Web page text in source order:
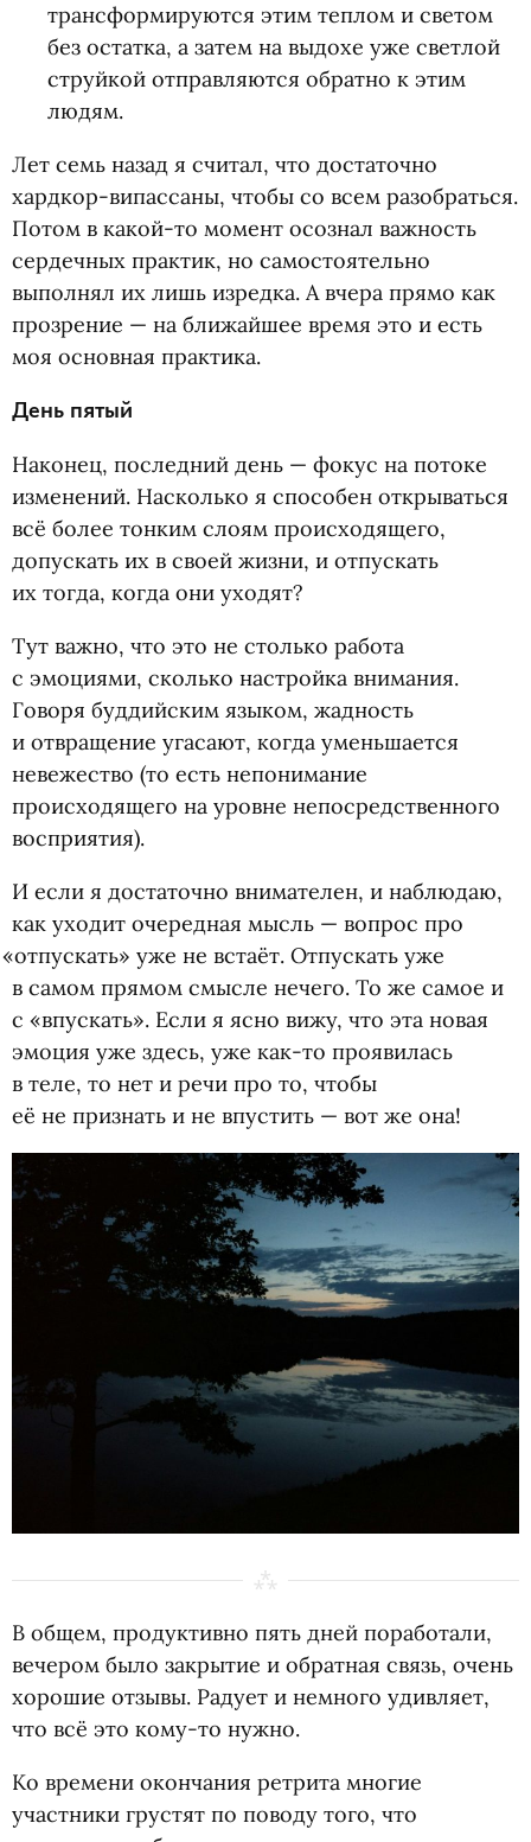
трансформируются этим теплом и светом
без остатка, а затем на выдохе уже светлой
струйкой отправляются обратно к этим
людям.
Лет семь назад я считал, что достаточно
хардкор-випассаны, чтобы со всем разобраться.
Потом в какой-то момент осознал важность
сердечных практик, но самостоятельно
выполнял их лишь изредка. А вчера прямо как
прозрение — на ближайшее время это и есть
моя основная практика.
День пятый
Наконец, последний день — фокус на потоке
изменений. Насколько я способен открываться
всё более тонким слоям происходящего,
допускать их в своей жизни, и отпускать
их тогда, когда они уходят?
Тут важно, что это не столько работа
с эмоциями, сколько настройка внимания.
Говоря буддийским языком, жадность
и отвращение угасают, когда уменьшается
невежество (то есть непонимание
происходящего на уровне непосредственного
восприятия).
И если я достаточно внимателен, и наблюдаю,
как уходит очередная мысль — вопрос про
«отпускать» уже не встаёт. Отпускать уже
в самом прямом смысле нечего. То же самое и
с «впускать». Если я ясно вижу, что эта новая
эмоция уже здесь, уже как-то проявилась
в теле, то нет и речи про то, чтобы
её не признать и не впустить — вот же она!
В общем, продуктивно пять дней поработали,
вечером было закрытие и обратная связь, очень
хорошие отзывы. Радует и немного удивляет,
что всё это кому-то нужно.
Ко времени окончания ретрита многие
участники грустят по поводу того, что